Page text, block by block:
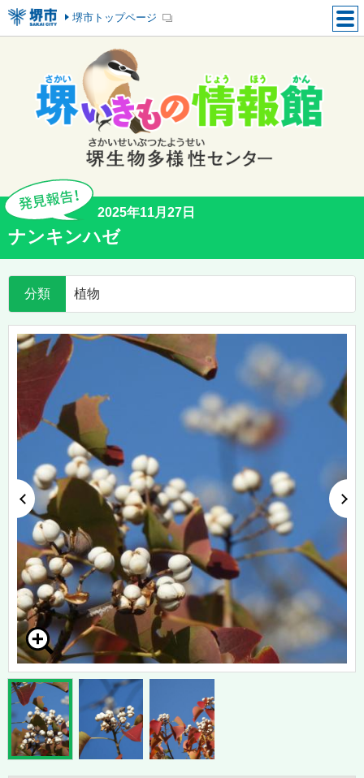
堺市トップページ
2025年11月27日
ナンキンハゼ
分類 植物